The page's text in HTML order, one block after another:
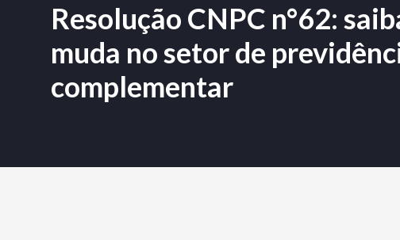
Resolução CNPC n°62:
muda no setor de
complementar